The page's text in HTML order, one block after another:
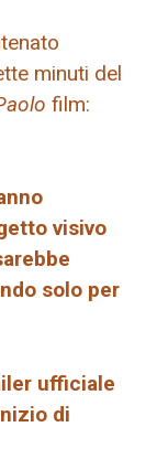
minuti del
film:
visivo
solo per
ufficiale
di